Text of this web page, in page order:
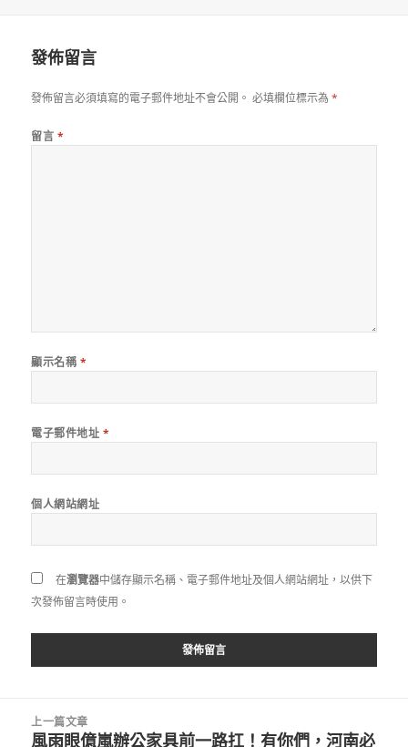
發佈留言
發佈留言必須填寫的電子郵件地址不會公開。 必填欄位標示為*
留言 *
顯示名稱 *
電子郵件地址 *
個人網站網址
在瀏覽器中儲存顯示名稱、電子郵件地址及個人網站網址，以供下
次發佈留言時使用。
上一篇文章
上
風雨眼億嵐辦公家具前一路扛！有你們，河南必